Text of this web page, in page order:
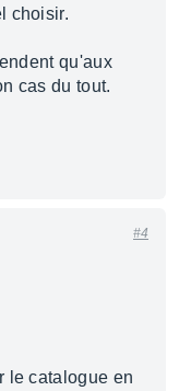
choisir.
qu'aux
cas du tout.
#4
le catalogue en